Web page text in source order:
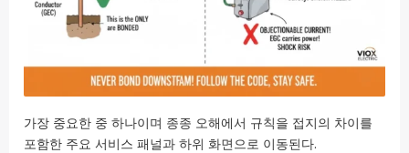
가장 중요한 중 하나이며 종종 오해에서 규칙을 접지의 차이를
포함한 주요 서비스 패널과 하위 화면으로 이동된다.